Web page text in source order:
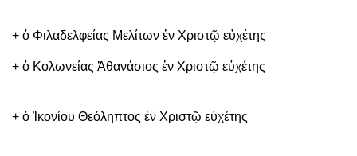
+ ὁ Φιλαδελφείας Μελίτων ἐν Χριστῷ εὐχέτης
+ ὁ Κολωνείας Ἀθανάσιος ἐν Χριστῷ εὐχέτης
+ ὁ Ἰκονίου Θεόληπτος ἐν Χριστῷ εὐχέτης